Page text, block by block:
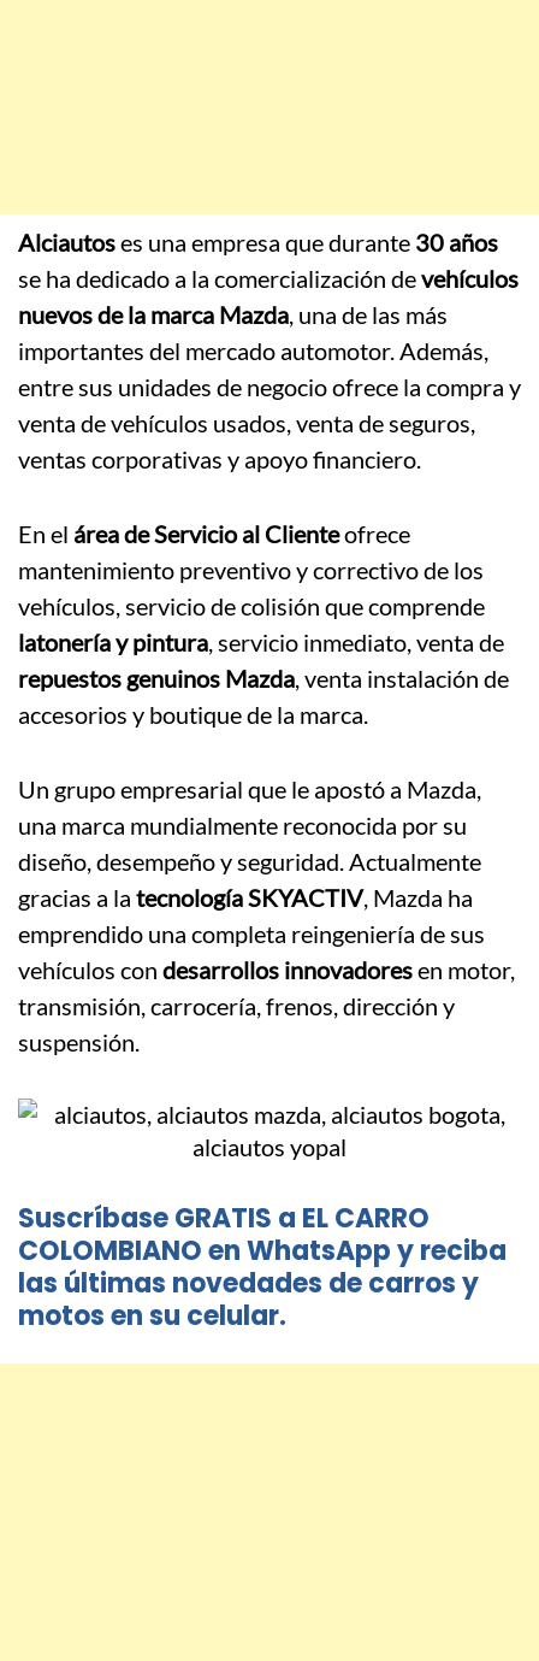
Alciautoses una empresa que durante 30 años
se ha dedicado a la comercialización devehículos
nuevos de la marca Mazda, una de las más
importantes del mercado automotor. Además,
entre sus unidades de negocio ofrece la compra y
venta de vehículos usados, venta de seguros,
ventas corporativas y apoyo financiero.
En el área de Servicio al Clienteofrece
mantenimiento preventivo y correctivo de los
vehículos, servicio de colisión que comprende
latonería y pintura, servicio inmediato, venta de
repuestos genuinos Mazda, venta instalación de
accesorios y boutique de la marca.
Un grupo empresarial que le apostó a Mazda,
una marca mundialmente reconocida por su
diseño, desempeño y seguridad. Actualmente
gracias a la tecnología SKYACTIV, Mazda ha
emprendido una completa reingeniería de sus
vehículos con desarrollos innovadoresen motor,
transmisión, carrocería, frenos, dirección y
suspensión.
Suscríbase GRATIS a EL CARRO
COLOMBIANO en WhatsApp y reciba
las últimas novedades de carros y
motos en su celular.